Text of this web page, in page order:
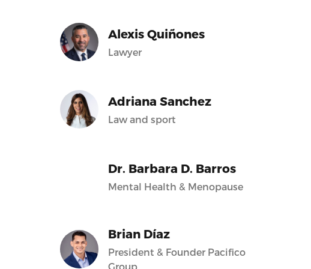
Alexis Quiñones
Lawyer
Adriana Sanchez
Law and sport
Dr. Barbara D. Barros
Mental Health & Menopause
Brian Díaz
President & Founder Pacifico
Group